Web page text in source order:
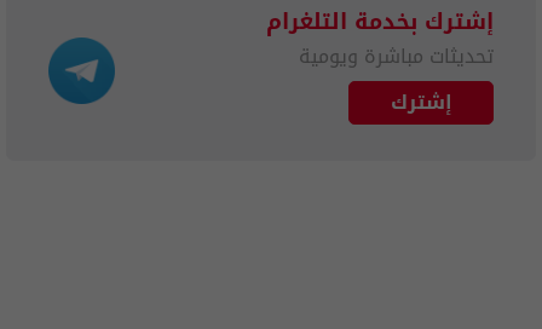
إشترك بخدمة التلغرام
تحديثات مباشرة ويومية
إشترك